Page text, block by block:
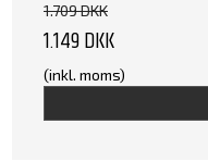
1.709 DKK
1.149 DKK
(inkl. moms)